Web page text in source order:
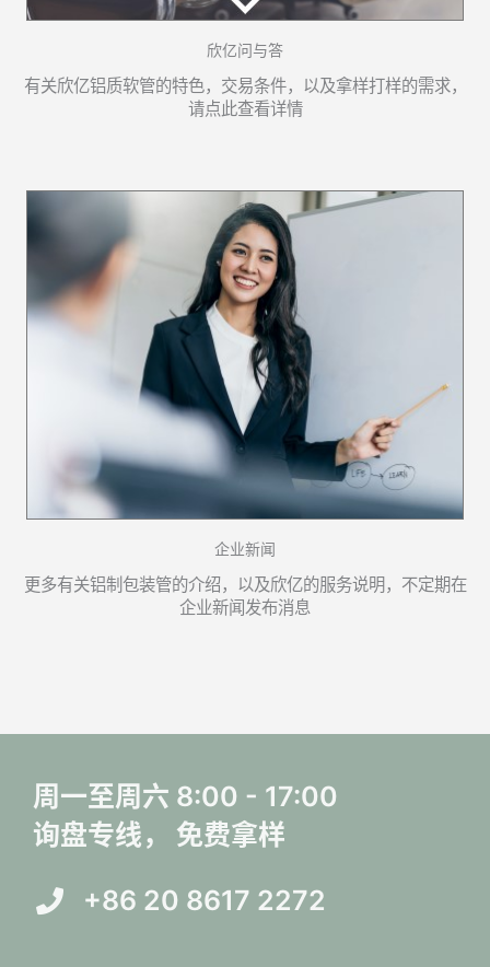
欣亿问与答
有关欣亿铝质软管的特色，交易条件，以及拿样打样的需求，
请点此查看详情
企业新闻
更多有关铝制包装管的介绍，以及欣亿的服务说明，不定期在
企业新闻发布消息
周一至周六 8:00 - 17:00
询盘专线， 免费拿样
+86 20 8617 2272